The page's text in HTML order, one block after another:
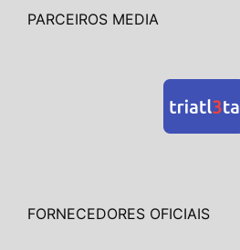
PARCEIROS MEDIA
FORNECEDORES OFICIAIS